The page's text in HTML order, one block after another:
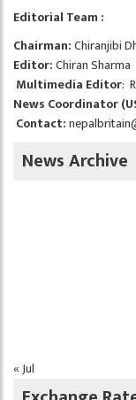
Editorial Team :
Chairman:Chiranjibi
Editor:Chiran Sharma
Multimedia Editor:
News Coordinator
Contact:
News Archive
« Jul